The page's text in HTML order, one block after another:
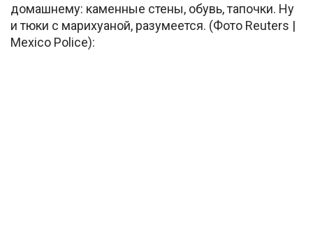
домашнему: каменные стены, обувь, тапочки. Ну
и тюки с марихуаной, разумеется. (Фото Reuters |
Mexico Police):